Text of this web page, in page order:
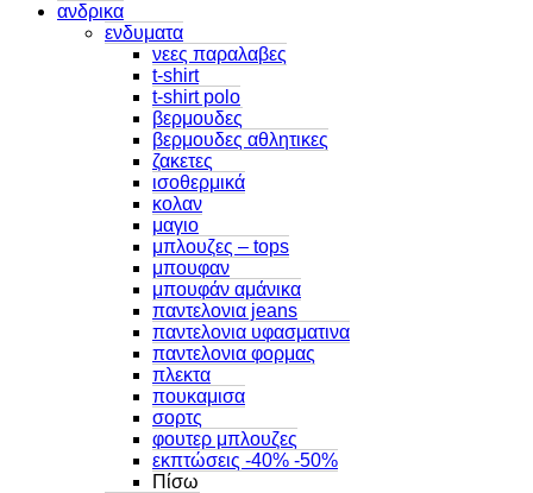
ανδρικα
ενδυματα
νεες παραλαβες
t-shirt
t-shirt polo
βερμουδες
βερμουδες αθλητικες
ζακετες
ισοθερμικά
κολαν
μαγιο
μπλουζες – tops
μπουφαν
μπουφάν αμάνικα
παντελονια jeans
παντελονια υφασματινα
παντελονια φορμας
πλεκτα
πουκαμισα
σορτς
φουτερ μπλουζες
εκπτώσεις -40% -50%
Πίσω